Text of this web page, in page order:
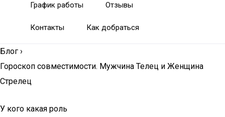
График работы Отзывы
Контакты Как добраться
Блог ›
Гороскоп совместимости. Мужчина Телец и Женщина
Стрелец
У кого какая роль